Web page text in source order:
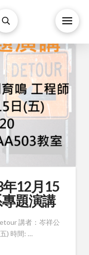
年12月15
題演講
講者：岑祥公
) 時間: …